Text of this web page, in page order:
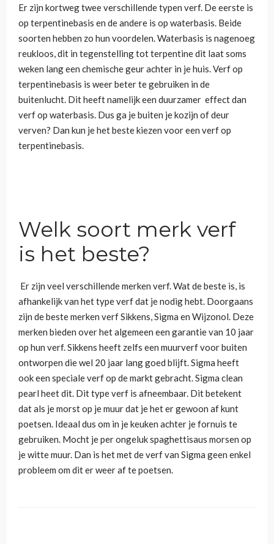
Er zijn kortweg twee verschillende typen verf. De eerste is
op terpentinebasis en de andere is op waterbasis. Beide
soorten hebben zo hun voordelen. Waterbasis is nagenoeg
reukloos, dit in tegenstelling tot terpentine dit laat soms
weken lang een chemische geur achter in je huis. Verf op
terpentinebasis is weer beter te gebruiken in de
buitenlucht. Dit heeft namelijk een duurzamer effect dan
verf op waterbasis. Dus ga je buiten je kozijn of deur
verven? Dan kun je het beste kiezen voor een verf op
terpentinebasis.
Welk soort merk verf
is het beste?
Er zijn veel verschillende merken verf. Wat de beste is, is
afhankelijk van het type verf dat je nodig hebt. Doorgaans
zijn de beste merken verf Sikkens, Sigma en Wijzonol. Deze
merken bieden over het algemeen een garantie van 10 jaar
op hun verf. Sikkens heeft zelfs een muurverf voor buiten
ontworpen die wel 20 jaar lang goed blijft. Sigma heeft
ook een speciale verf op de markt gebracht. Sigma clean
pearl heet dit. Dit type verf is afneembaar. Dit betekent
dat als je morst op je muur dat je het er gewoon af kunt
poetsen. Ideaal dus om in je keuken achter je fornuis te
gebruiken. Mocht je per ongeluk spaghettisaus morsen op
je witte muur. Dan is het met de verf van Sigma geen enkel
probleem om dit er weer af te poetsen.